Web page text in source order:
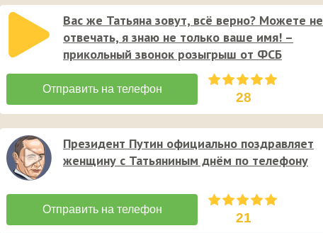
Вас же Татьяна зовут, всё верно? Можете не
отвечать, я знаю не только ваше имя! –
прикольный звонок розыгрыш от ФСБ
28
Президент Путин официально поздравляет
женщину с Татьяниным днём по телефону
21